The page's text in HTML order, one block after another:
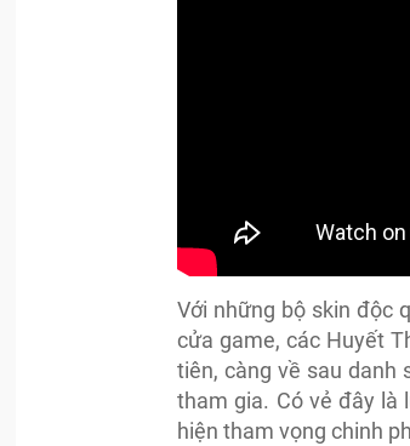
Với những bộ skin độc
cửa game, các Huyết
tiên, càng về sau danh
tham gia. Có vẻ đây là
hiện tham vọng chinh